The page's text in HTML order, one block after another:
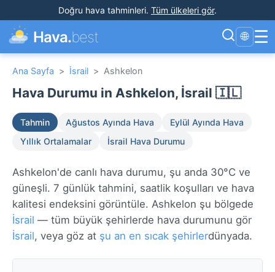
Doğru hava tahminleri. Tüm ülkeleri gör.
Hava.best 🌐 ☰
Ana Sayfa > İsrail > Ashkelon
Hava Durumu in Ashkelon, İsrail 🇮🇱
Tahmin Ağustos Ayında Hava
Eylül Ayında Hava
Yıllık Ortalamalar
İsrail Hava Durumu
Ashkelon'de canlı hava durumu, şu anda 30°C ve
güneşli. 7 günlük tahmini, saatlik koşulları ve hava
kalitesi endeksini görüntüle. Ashkelon şu bölgede
İsrail — tüm büyük şehirlerde hava durumunu gör
İsrail, veya göz at şu an en sıcak şehirlerdünyada.